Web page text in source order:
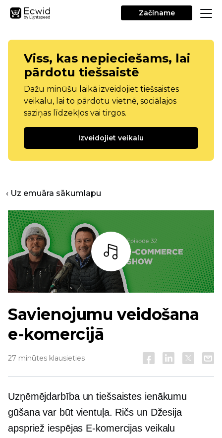
Začíname
Viss, kas nepieciešams, lai
pārdotu tiešsaistē
Dažu minūšu laikā izveidojiet tiešsaistes
veikalu, lai to pārdotu vietnē, sociālajos
saziņas līdzekļos vai tirgos.
Izveidojiet veikalu
‹ Uz emuāra sākumlapu
Bārs
Savienojumu veidošana
e-komercijā
27 minūtes klausieties
Uzņēmējdarbība un tiešsaistes ienākumu
gūšana var būt vientuļa. Ričs un Džesija
apspriež iespējas E-komercijas veikalu